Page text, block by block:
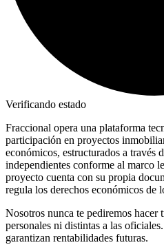
Verificando estado
Fraccional opera una plataforma
participación en proyectos
económicos, estructurados a través
independientes conforme al marco
proyecto cuenta con su propia
regula los derechos económicos de
Nosotros nunca te pediremos hacer
personales ni distintas a las
garantizan rentabilidades futuras.